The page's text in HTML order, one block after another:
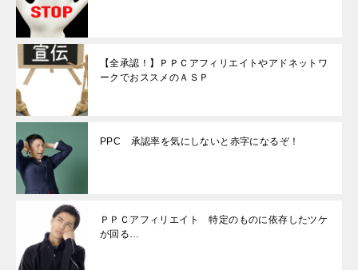
【全承認！】ＰＰＣアフィリエイトやアドネットワ
ークでおススメのＡＳＰ
PPC 承認率を気にしないと赤字になるぞ！
ＰＰＣアフィリエイト 特定のものに依存したツケ
が回る…